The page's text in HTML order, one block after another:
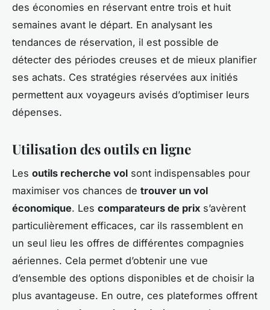
des économies en réservant entre trois et huit
semaines avant le départ. En analysant les
tendances de réservation, il est possible de
détecter des périodes creuses et de mieux planifier
ses achats. Ces stratégies réservées aux initiés
permettent aux voyageurs avisés d’optimiser leurs
dépenses.
Utilisation des outils en ligne
Les outils recherche vol sont indispensables pour
maximiser vos chances de trouver un vol
économique. Les comparateurs de prix s’avèrent
particulièrement efficaces, car ils rassemblent en
un seul lieu les offres de différentes compagnies
aériennes. Cela permet d’obtenir une vue
d’ensemble des options disponibles et de choisir la
plus avantageuse. En outre, ces plateformes offrent